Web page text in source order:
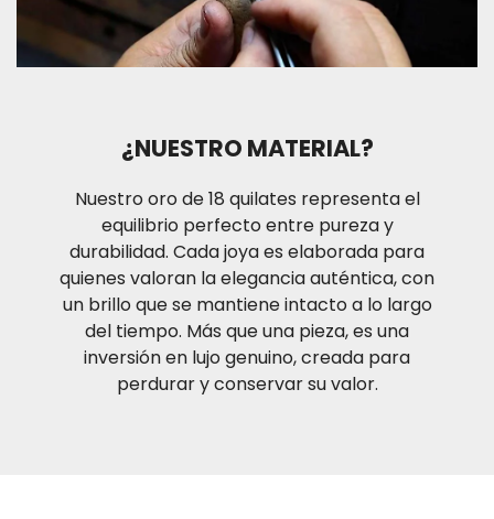
aproximadamente de uno (1) a tres (3) días hábiles
para las ciudades de Medellín y Bogotá D.C. ; dos (2)
condiciones de operación normal. Recuerda que si
estas ubicado en la ciudad de Medellín te puedes
también acercar a nuestro punto de venta ubicado
Calle 48#53-39 Local 130
¿NUESTRO MATERIAL?
Nuestro oro de 18 quilates representa el
equilibrio perfecto entre pureza y
durabilidad. Cada joya es elaborada para
quienes valoran la elegancia auténtica, con
un brillo que se mantiene intacto a lo largo
del tiempo. Más que una pieza, es una
inversión en lujo genuino, creada para
perdurar y conservar su valor.